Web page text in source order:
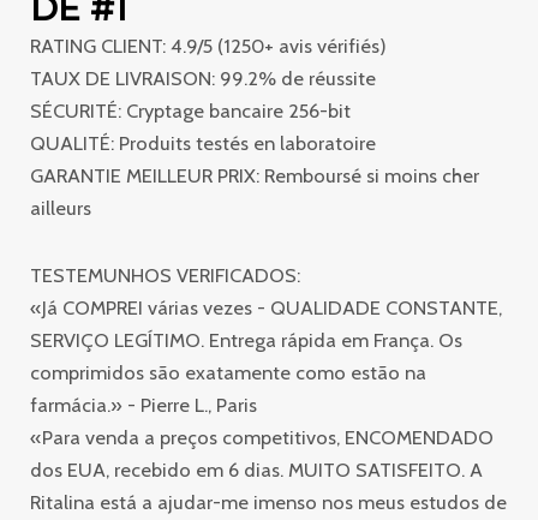
DE #1
RATING CLIENT: 4.9/5 (1250+ avis vérifiés)
TAUX DE LIVRAISON: 99.2% de réussite
SÉCURITÉ: Cryptage bancaire 256-bit
QUALITÉ: Produits testés en laboratoire
GARANTIE MEILLEUR PRIX: Remboursé si moins cher
ailleurs
TESTEMUNHOS VERIFICADOS:
«Já COMPREI várias vezes - QUALIDADE CONSTANTE,
SERVIÇO LEGÍTIMO. Entrega rápida em França. Os
comprimidos são exatamente como estão na
farmácia.» - Pierre L., Paris
«Para venda a preços competitivos, ENCOMENDADO
dos EUA, recebido em 6 dias. MUITO SATISFEITO. A
Ritalina está a ajudar-me imenso nos meus estudos de